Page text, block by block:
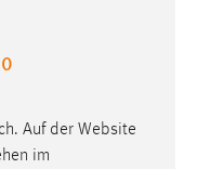
Auf der Website
im